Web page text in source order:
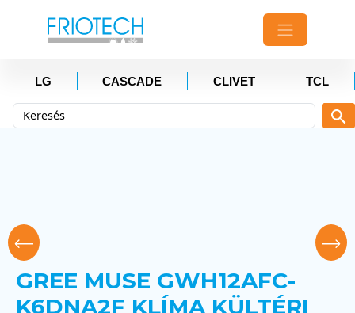
LG CASCADE CLIVET TCL
GREE MUSE GWH12AFC-
K6DNA2F KLÍMA KÜLTÉRI